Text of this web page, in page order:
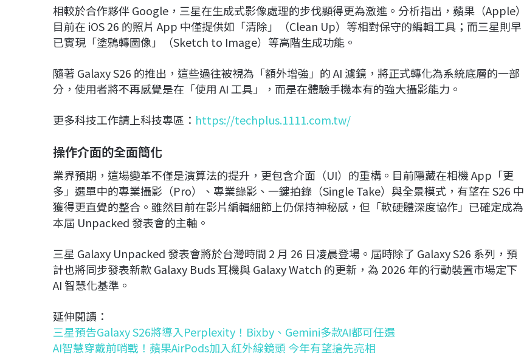
相較於合作夥伴 Google，三星在生成式影像處理的步伐顯得更為激進。分析指出，蘋果（Apple）
目前在 iOS 26 的照片 App 中僅提供如「清除」（Clean Up）等相對保守的編輯工具；而三星則早
已實現「塗鴉轉圖像」（Sketch to Image）等高階生成功能。
隨著 Galaxy S26 的推出，這些過往被視為「額外增強」的 AI 濾鏡，將正式轉化為系統底層的一部
分，使用者將不再感覺是在「使用 AI 工具」，而是在體驗手機本有的強大攝影能力。
更多科技工作請上科技專區： https://techplus.1111.com.tw/
操作介面的全面簡化
業界預期，這場變革不僅是演算法的提升，更包含介面（UI）的重構。目前隱藏在相機 App「更
多」選單中的專業攝影（Pro）、專業錄影、一鍵拍錄（Single Take）與全景模式，有望在 S26 中
獲得更直覺的整合。雖然目前在影片編輯細節上仍保持神秘感，但「軟硬體深度協作」已確定成為
本屆 Unpacked 發表會的主軸。
三星 Galaxy Unpacked 發表會將於台灣時間 2 月 26 日凌晨登場。屆時除了 Galaxy S26 系列，預
計也將同步發表新款 Galaxy Buds 耳機與 Galaxy Watch 的更新，為 2026 年的行動裝置市場定下
AI 智慧化基準。
延伸閱讀：
三星預告Galaxy S26將導入Perplexity！Bixby、Gemini多款AI都可任選
AI智慧穿戴前哨戰！蘋果AirPods加入紅外線鏡頭 今年有望搶先亮相